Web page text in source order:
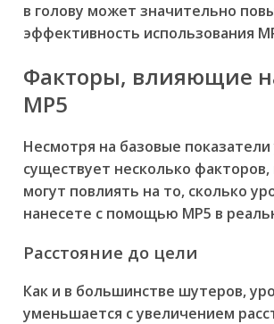
в голову может значительно
эффективность использования
Факторы, влияющие
MP5
Несмотря на базовые показатели
существует несколько
могут повлиять на то, сколько
нанесете с помощью MP5 в
Расстояние до цели
Как и в большинстве шутеров,
уменьшается с увеличением